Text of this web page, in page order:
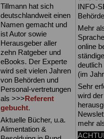
Tillmann hat sich
deutschlandweit einen
Namen gemacht und
ist Autor sowie
Herausgeber aller
zehn Ratgeber und
eBooks. Der Experte
wird seit vielen Jahren
von Behörden und
Personal-vertretungen
als >>>Referent
gebucht.
Aktuelle Bücher, u.a.
Alimentation &
INFO-
Mehr
online
(im
Sehr
wird
mehr